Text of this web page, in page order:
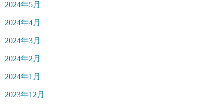
2024年5月
2024年4月
2024年3月
2024年2月
2024年1月
2023年12月